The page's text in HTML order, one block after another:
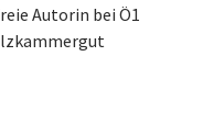
Autorin bei Ö1